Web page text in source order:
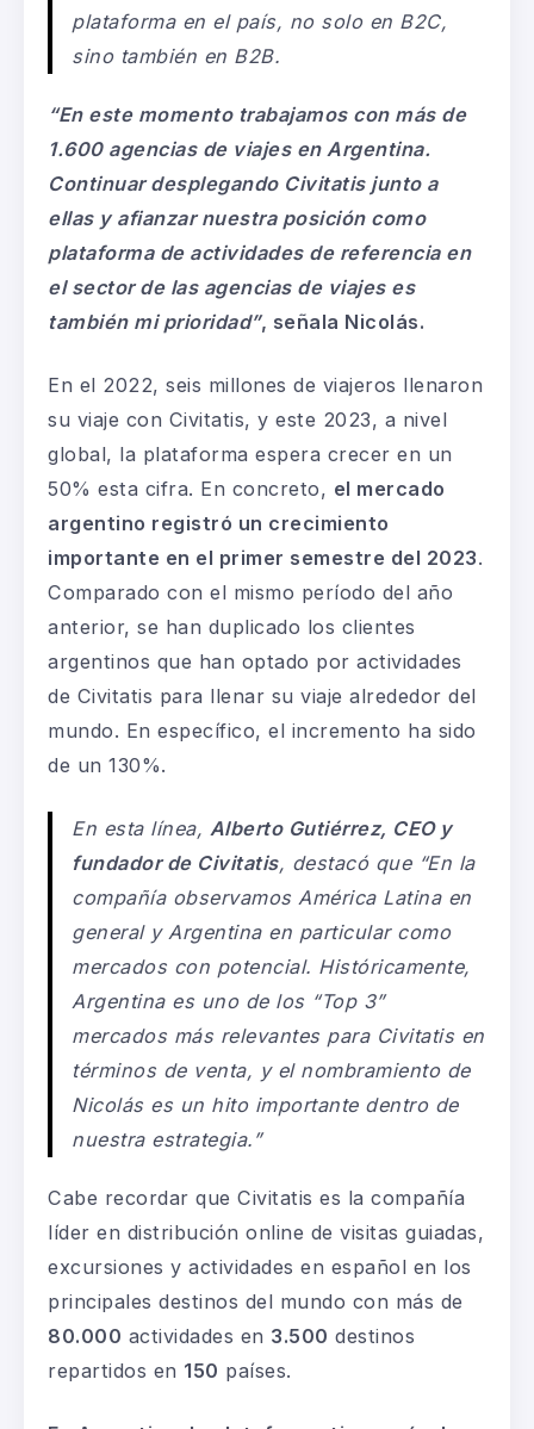
plataforma en el país, no solo en B2C,
sino también en B2B.
“En este momento trabajamos con más de
1.600 agencias de viajes en Argentina.
Continuar desplegando Civitatis junto a
ellas y afianzar nuestra posición como
plataforma de actividades de referencia en
el sector de las agencias de viajes es
también mi prioridad”, señala Nicolás.
En el 2022, seis millones de viajeros llenaron
su viaje con Civitatis, y este 2023, a nivel
global, la plataforma espera crecer en un
50% esta cifra. En concreto, el mercado
argentino registró un crecimiento
importante en el primer semestre del 2023.
Comparado con el mismo período del año
anterior, se han duplicado los clientes
argentinos que han optado por actividades
de Civitatis para llenar su viaje alrededor del
mundo. En específico, el incremento ha sido
de un 130%.
En esta línea, Alberto Gutiérrez, CEO y
fundador de Civitatis, destacó que “En la
compañía observamos América Latina en
general y Argentina en particular como
mercados con potencial. Históricamente,
Argentina es uno de los “Top 3”
mercados más relevantes para Civitatis en
términos de venta, y el nombramiento de
Nicolás es un hito importante dentro de
nuestra estrategia.”
Cabe recordar que Civitatis es la compañía
líder en distribución online de visitas guiadas,
excursiones y actividades en español en los
principales destinos del mundo con más de
80.000 actividades en 3.500 destinos
repartidos en 150 países.